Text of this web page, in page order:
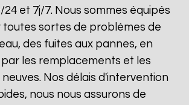
et 7j/7. Nous sommes équipés
toutes sortes de problèmes de
des fuites aux pannes, en
les remplacements et les
Nos délais d'intervention
nous nous assurons de